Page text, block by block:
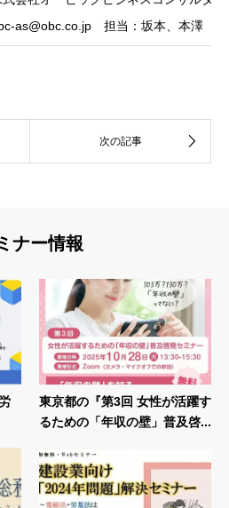
as@obc.co.jp 担当：坂本、本澤
ナー情報
東京都の『第3回 女性が活躍す
るための「年収の壁」普及啓...